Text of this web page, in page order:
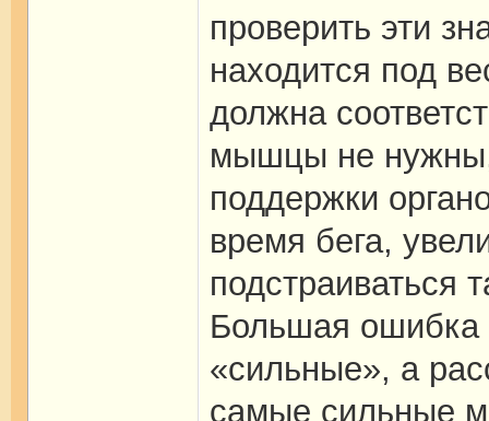
проверить эти
находится под
должна
мышцы не
поддержки
время бега,
подстраиваться
Большая ошибка
«сильные», а
самые сильные